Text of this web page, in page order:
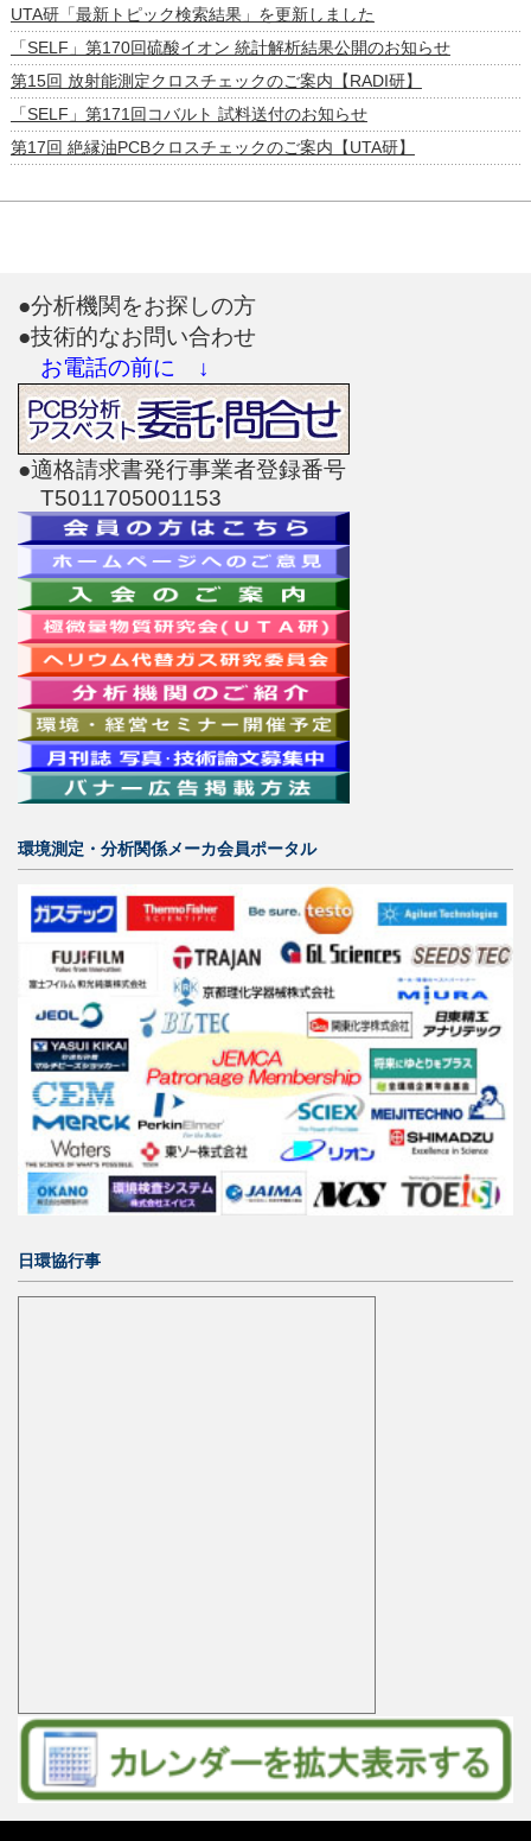
UTA研「最新トピック検索結果」を更新しました
「SELF」第170回硫酸イオン 統計解析結果公開のお知らせ
第15回 放射能測定クロスチェックのご案内【RADI研】
「SELF」第171回コバルト 試料送付のお知らせ
第17回 絶縁油PCBクロスチェックのご案内【UTA研】
●分析機関をお探しの方
●技術的なお問い合わせ
お電話の前に ↓
●適格請求書発行事業者登録番号
T5011705001153
環境測定・分析関係メーカ会員ポータル
日環協行事